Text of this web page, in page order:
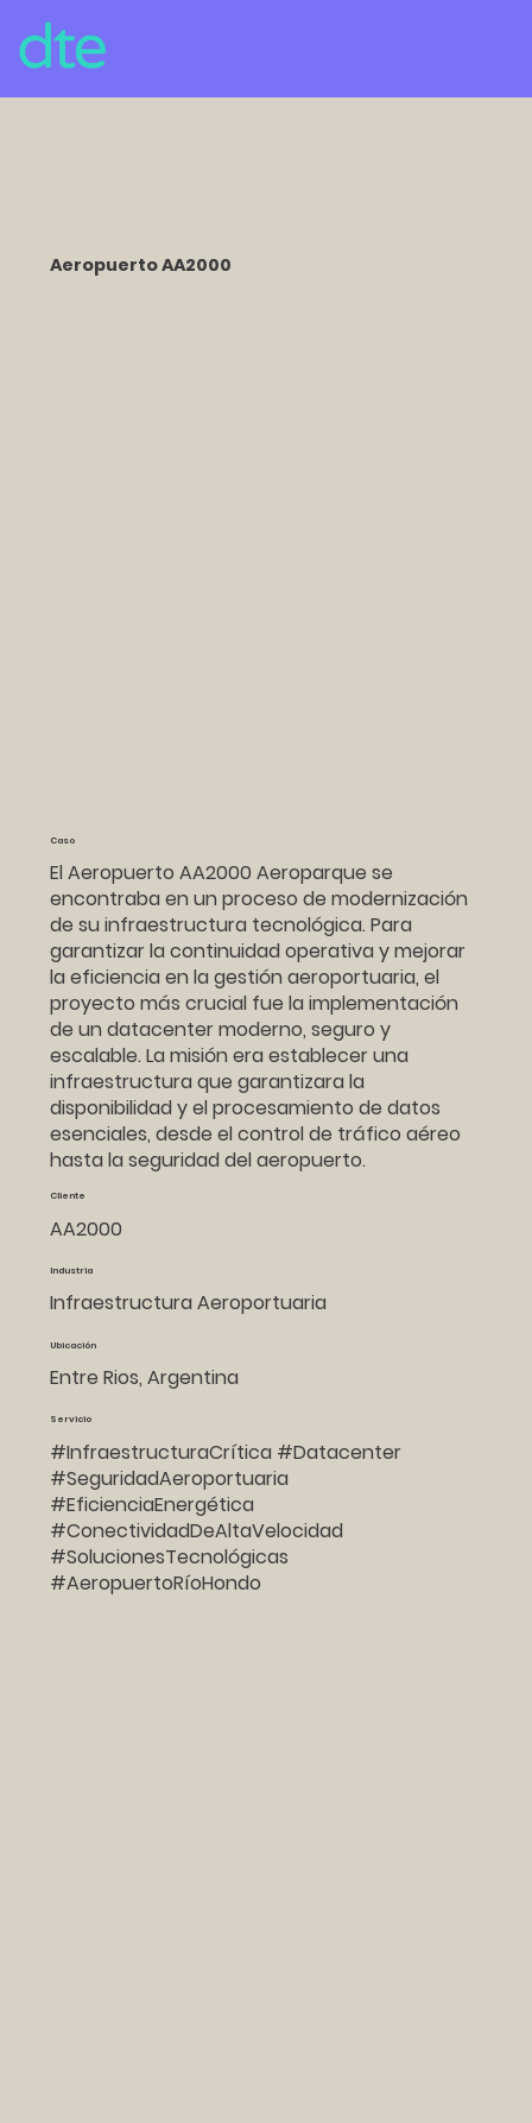
Aeropuerto AA2000
Caso
El Aeropuerto AA2000 Aeroparque se
encontraba en un proceso de modernización
de su infraestructura tecnológica. Para
garantizar la continuidad operativa y mejorar
la eficiencia en la gestión aeroportuaria, el
proyecto más crucial fue la implementación
de un datacenter moderno, seguro y
escalable. La misión era establecer una
infraestructura que garantizara la
disponibilidad y el procesamiento de datos
esenciales, desde el control de tráfico aéreo
hasta la seguridad del aeropuerto.
Cliente
AA2000
Industria
Infraestructura Aeroportuaria
Ubicación
Entre Rios, Argentina
Servicio
#InfraestructuraCrítica #Datacenter
#SeguridadAeroportuaria
#EficienciaEnergética
#ConectividadDeAltaVelocidad
#SolucionesTecnológicas
#AeropuertoRíoHondo